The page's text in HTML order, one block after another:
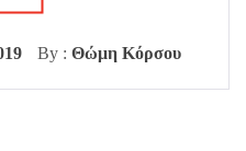
By : Θώμη Κόρσου